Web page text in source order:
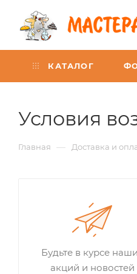
КАТАЛОГ
Условия
Главная — Доставка и
Будьте в курсе
акций и новостей